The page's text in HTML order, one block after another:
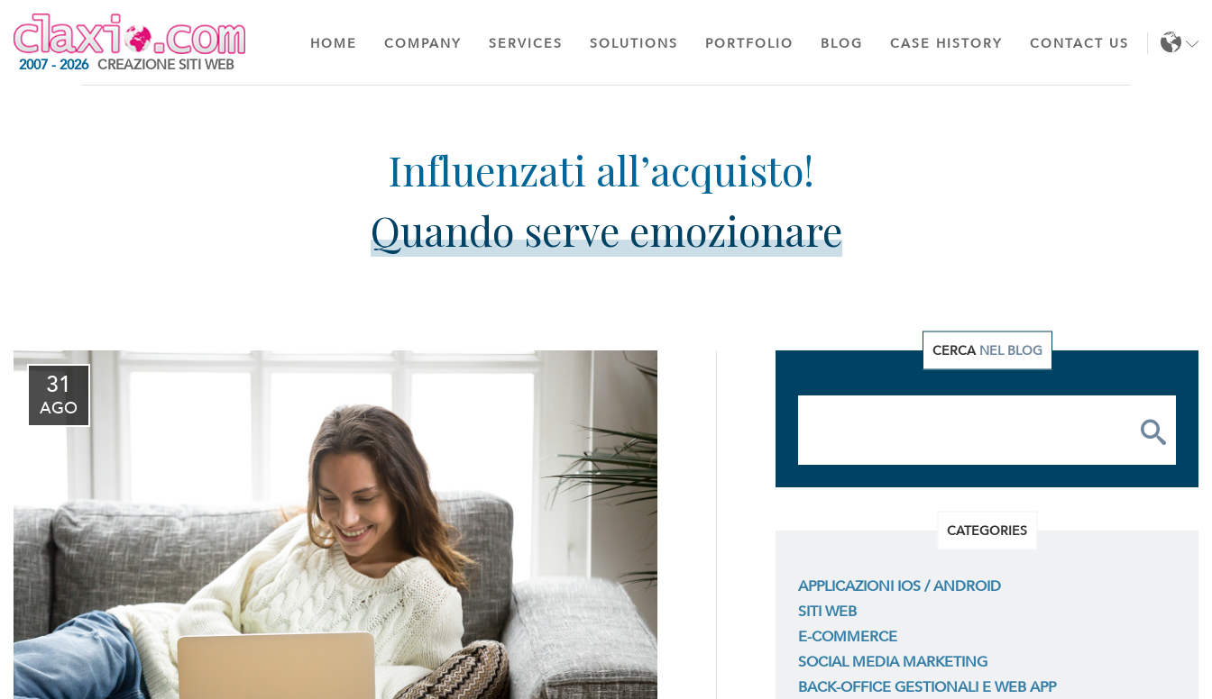
2007 - 2026 CREAZIONE SITI WEB
HOME COMPANY SERVICES SOLUTIONS PORTFOLIO BLOG CASE HISTORY CONTACT US
Quando serve emozionare
31
AGO
CERCA NEL BLOG
CATEGORIES
APPLICAZIONI IOS / ANDROID
SITI WEB
E-COMMERCE
SOCIAL MEDIA MARKETING
BACK-OFFICE GESTIONALI E WEB APP